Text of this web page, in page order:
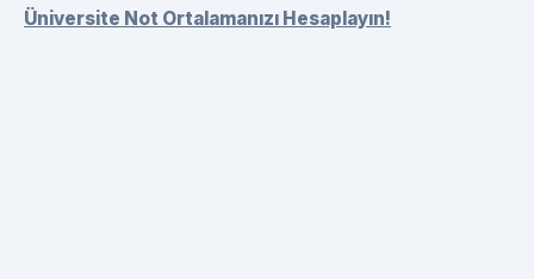
Üniversite Not Ortalamanızı Hesaplayın!